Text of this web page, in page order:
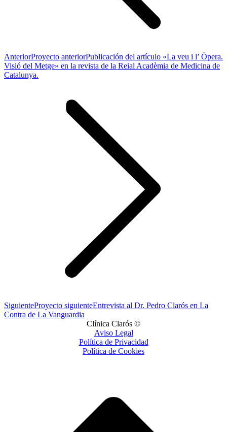
AnteriorProyecto anteriorPublicación del artículo «La veu i l’ Òpera.
Visió del Metge» en la revista de la Reial Acadèmia de Medicina de
Catalunya.
SiguienteProyecto siguienteEntrevista al Dr. Pedro Clarós en La
Contra de La Vanguardia
Clínica Clarós ©
Aviso Legal
Política de Privacidad
Política de Cookies